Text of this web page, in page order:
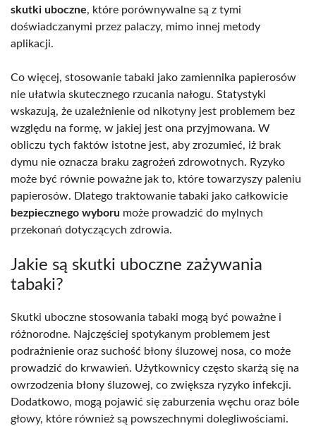
skutki uboczne, które porównywalne są z tymi
doświadczanymi przez palaczy, mimo innej metody
aplikacji.
Co więcej, stosowanie tabaki jako zamiennika papierosów
nie ułatwia skutecznego rzucania nałogu. Statystyki
wskazują, że uzależnienie od nikotyny jest problemem bez
względu na formę, w jakiej jest ona przyjmowana. W
obliczu tych faktów istotne jest, aby zrozumieć, iż brak
dymu nie oznacza braku zagrożeń zdrowotnych. Ryzyko
może być równie poważne jak to, które towarzyszy paleniu
papierosów. Dlatego traktowanie tabaki jako całkowicie
bezpiecznego wyboru może prowadzić do mylnych
przekonań dotyczących zdrowia.
Jakie są skutki uboczne zażywania
tabaki?
Skutki uboczne stosowania tabaki mogą być poważne i
różnorodne. Najczęściej spotykanym problemem jest
podrażnienie oraz suchość błony śluzowej nosa, co może
prowadzić do krwawień. Użytkownicy często skarżą się na
owrzodzenia błony śluzowej, co zwiększa ryzyko infekcji.
Dodatkowo, mogą pojawić się zaburzenia węchu oraz bóle
głowy, które również są powszechnymi dolegliwościami.